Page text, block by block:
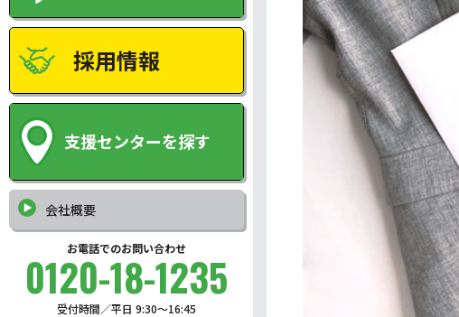
採用情報
支援センターを探す
会社概要
お電話でのお問い合わせ
0120-18-1235
受付時間／平日 9:30〜16:45